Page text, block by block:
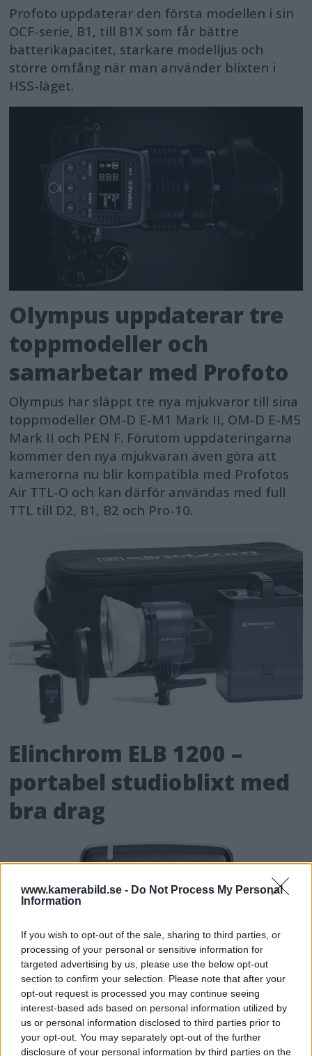
www.kamerabild.se - Do Not Process My Personal
Information
If you wish to opt-out of the sale, sharing to third parties, or
processing of your personal or sensitive information for
targeted advertising by us, please use the below opt-out
section to confirm your selection. Please note that after your
opt-out request is processed you may continue seeing
interest-based ads based on personal information utilized by
us or personal information disclosed to third parties prior to
your opt-out. You may separately opt-out of the further
disclosure of your personal information by third parties on the
Profoto uppdaterar den första modellen i sin
OCF-serie, B1, till B1X som får bättre
batterikapacitet, starkare modelljus och
större omfång när man använder blixten i
HSS-läget.
Olympus uppdaterar tre
toppmodeller och
samarbetar med Profoto
Olympus har släppt tre nya mjukvaror till sina
toppmodeller OM-D E-M1 Mark II, OM-D E-M5
Mark II och PEN F. Förutom uppdateringarna
kommer den nya mjukvaran även göra att
kamerorna nu blir kompatibla med Profotos
Air TTL-O och kan därför användas med full
TTL till D2, B1, B2 och Pro-10.
Elinchrom ELB 1200 –
portabel studioblixt med
bra drag